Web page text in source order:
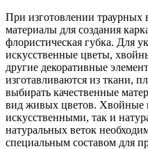
При изготовлении траурных
материалы для создания
флористическая губка. Для
искусственные цветы,
другие декоративные
изготавливаются из ткани,
выбирать качественные
вид живых цветов. Хвойные
искусственными, так и
натуральных веток
специальным составом для